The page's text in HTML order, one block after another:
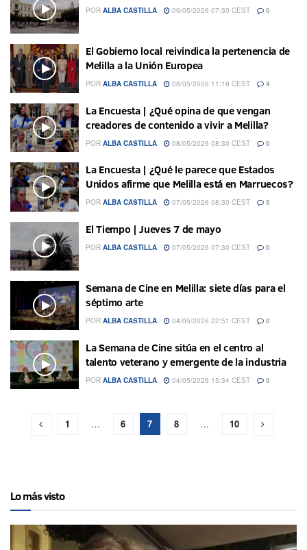
POR ALBA CASTILLA 09/05/2026 07:30 CEST 0
El Gobierno local reivindica la pertenencia de
Melilla a la Unión Europea
POR ALBA CASTILLA 08/05/2026 11:19 CEST 4
La Encuesta | ¿Qué opina de que vengan
creadores de contenido a vivir a Melilla?
POR ALBA CASTILLA 08/05/2026 08:30 CEST 0
La Encuesta | ¿Qué le parece que Estados
Unidos afirme que Melilla está en Marruecos?
POR ALBA CASTILLA 07/05/2026 08:30 CEST 5
El Tiempo | Jueves 7 de mayo
POR ALBA CASTILLA 07/05/2026 07:30 CEST 0
Semana de Cine en Melilla: siete días para el
séptimo arte
POR ALBA CASTILLA 04/05/2026 22:51 CEST 0
La Semana de Cine sitúa en el centro al
talento veterano y emergente de la industria
POR ALBA CASTILLA 04/05/2026 15:34 CEST 0
1 … 6 7 8 … 10
Lo más visto